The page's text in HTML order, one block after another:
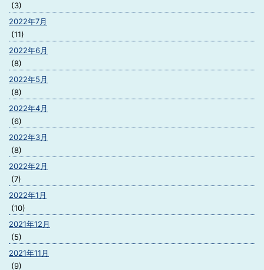
(3)
2022年7月
(11)
2022年6月
(8)
2022年5月
(8)
2022年4月
(6)
2022年3月
(8)
2022年2月
(7)
2022年1月
(10)
2021年12月
(5)
2021年11月
(9)